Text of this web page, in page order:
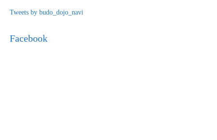
Tweets by budo_dojo_navi
Facebook